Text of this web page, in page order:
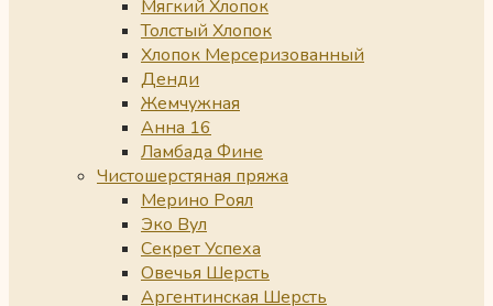
Мягкий Хлопок
Толстый Хлопок
Хлопок Мерсеризованный
Денди
Жемчужная
Анна 16
Ламбада Фине
Чистошерстяная пряжа
Мерино Роял
Эко Вул
Секрет Успеха
Овечья Шерсть
Аргентинская Шерсть